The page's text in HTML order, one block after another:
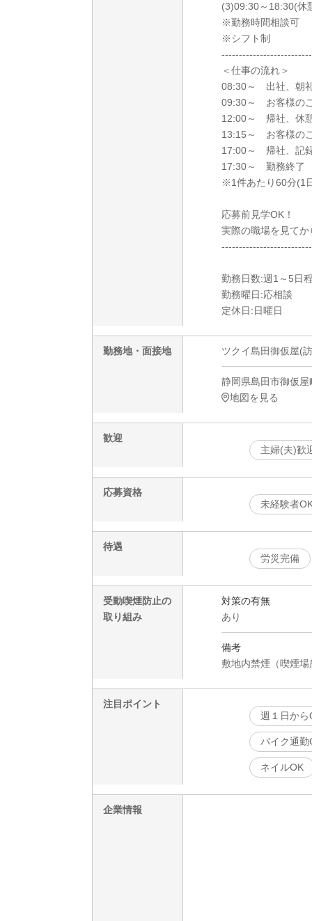
(3)09:30～18:30(休
※勤務時間相談可
※シフト制
＜仕事の流れ＞
08:30～ 出社、朝
09:30～ お客様の
12:00～ 帰社、休
13:15～ お客様の
17:00～ 帰社、記
17:30～ 勤務終
※1件あたり60分(1
応募前見学OK！
実際の職場を見て
勤務日数:週1～5日
勤務曜日:応相談
定休日:日曜日
勤務地・面接地 ツクイ島田御仮屋(
静岡県島田市御仮
地図を見る
歓迎
主婦(夫)歓
応募資格
未経験者
待遇
労災完備
受動喫煙防止の
取り組み
対策の有無
あり
備考
敷地内禁煙（喫煙場
注目ポイント
週１日から
バイク通勤
ネイルOK
企業情報